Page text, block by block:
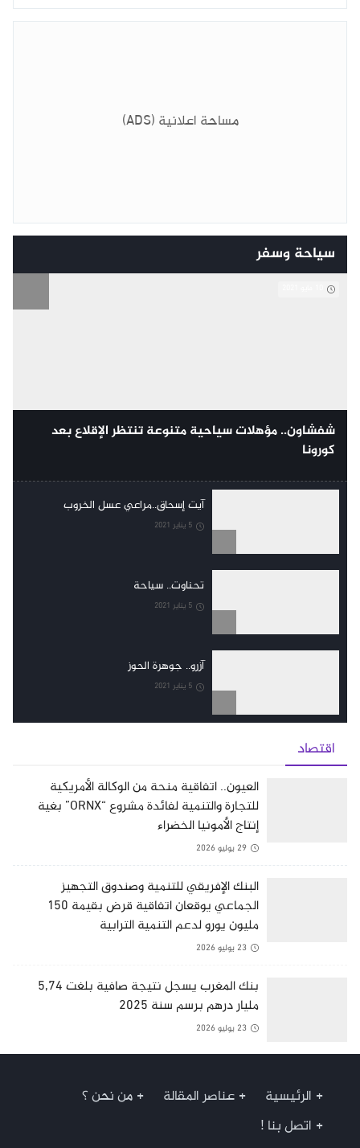
مساحة اعلانية (ADS)
سياحة وسفر
شفشاون.. مؤهلات سياحية متنوعة تنتظر الإقلاع بعد
كورونا
آيت إسحاق..مراعي عسل الخروب
5 يناير 2021
تحناوت.. سياحة
5 يناير 2021
آزرو.. جوهرة الحوز
5 يناير 2021
اقتصاد
العيون.. اتفاقية منحة من الوكالة الأمريكية
للتجارة والتنمية لفائدة مشروع “ORNX” بغية
إنتاج الأمونيا الخضراء
29 يوليو 2026
البنك الإفريقي للتنمية وصندوق التجهيز
الجماعي يوقعان اتفاقية قرض بقيمة 150
مليون يورو لدعم التنمية الترابية
23 يوليو 2026
بنك المغرب يسجل نتيجة صافية بلغت 5,74
مليار درهم برسم سنة 2025
23 يوليو 2026
الرئيسية عناصر المقالة
من نحن ؟
اتصل بنا !